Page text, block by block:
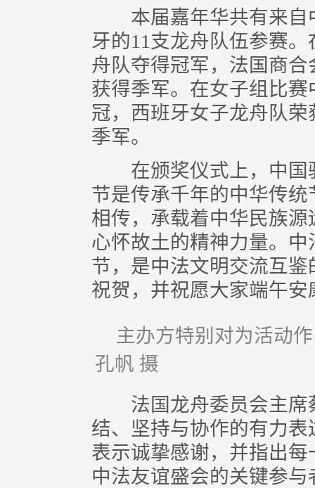
本届嘉年华共有来自
牙的11支龙舟队伍参赛
舟队夺得冠军，法国商
获得季军。在女子组比
冠，西班牙女子龙舟队
季军。
在颁奖仪式上，中国
节是传承千年的中华传
相传，承载着中华民族
心怀故土的精神力量。
节，是中法文明交流互
祝贺，并祝愿大家端午安
主办方特别对为活动
孔帆 摄
法国龙舟委员会主席
结、坚持与协作的有力
表示诚挚感谢，并指出
中法友谊盛会的关键参